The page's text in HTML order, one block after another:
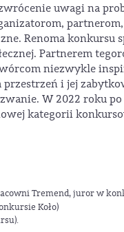
uwagi na
Renoma konkursu
Partnerem
niezwykle
i jej
W 2022 roku
kategorii
Tremend, juror w
Koło)